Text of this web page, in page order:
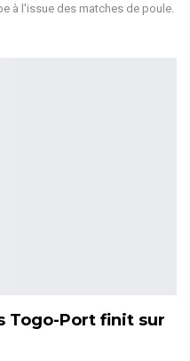
à l'issue des matches de poule.
Togo-Port finit sur